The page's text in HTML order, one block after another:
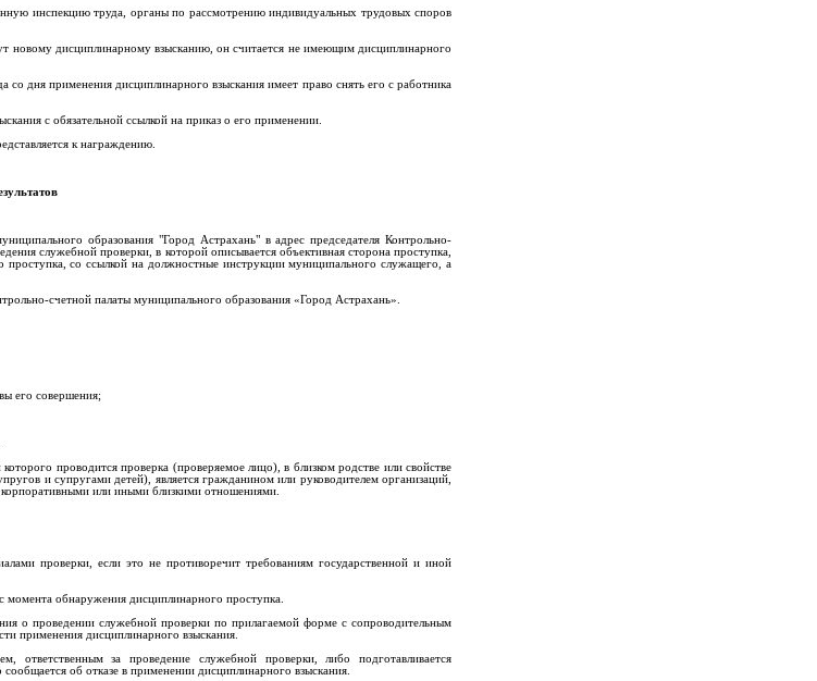
инспекцию труда, органы по рассмотрению индивидуальных трудовых споров
новому дисциплинарному взысканию, он считается не имеющим дисциплинарного
дня применения дисциплинарного взыскания имеет право снять его с работника
с обязательной ссылкой на приказ о его применении.
к награждению.
образования "Город Астрахань" в адрес председателя Контрольно-
служебной проверки, в которой описывается объективная сторона проступка,
проступка, со ссылкой на должностные инструкции муниципального служащего, а
счетной палаты муниципального образования «Город Астрахань».
его совершения;
проводится проверка (проверяемое лицо), в близком родстве или свойстве
и супругами детей), является гражданином или руководителем организаций,
или иными близкими отношениями.
проверки, если это не противоречит требованиям государственной и иной
момента обнаружения дисциплинарного проступка.
о проведении служебной проверки по прилагаемой форме с сопроводительным
применения дисциплинарного взыскания.
ответственным за проведение служебной проверки, либо подготавливается
об отказе в применении дисциплинарного взыскания.